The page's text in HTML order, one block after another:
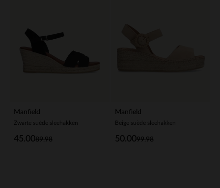
Manfield
Zwarte suède sleehakken
89.98
45.00
Manfield
Beige suède sleehakken
99.98
50.00